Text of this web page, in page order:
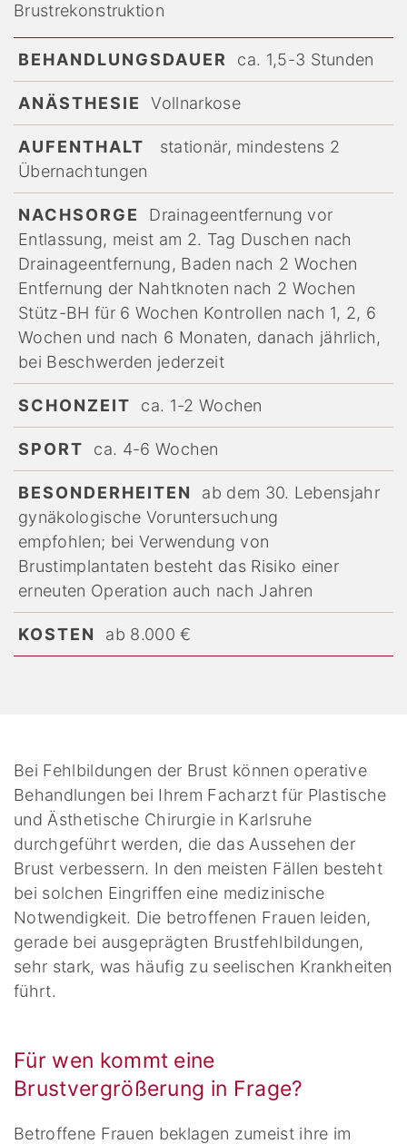
Brustrekonstruktion
BEHANDLUNGSDAUER ca. 1,5-3 Stunden
ANÄSTHESIE Vollnarkose
AUFENTHALT
stationär, mindestens 2
Übernachtungen
NACHSORGE
Drainageentfernung vor
Entlassung, meist am 2. Tag Duschen nach
Drainageentfernung, Baden nach 2 Wochen
Entfernung der Nahtknoten nach 2 Wochen
Stütz-BH für 6 Wochen Kontrollen nach 1, 2, 6
Wochen und nach 6 Monaten, danach jährlich,
bei Beschwerden jederzeit
SCHONZEIT ca. 1-2 Wochen
SPORT ca. 4-6 Wochen
BESONDERHEITEN
ab dem 30. Lebensjahr
gynäkologische Voruntersuchung
empfohlen; bei Verwendung von
Brustimplantaten besteht das Risiko einer
erneuten Operation auch nach Jahren
KOSTEN ab 8.000 €
Bei Fehlbildungen der Brust können operative
Behandlungen bei Ihrem Facharzt für Plastische
und Ästhetische Chirurgie in Karlsruhe
durchgeführt werden, die das Aussehen der
Brust verbessern. In den meisten Fällen besteht
bei solchen Eingriffen eine medizinische
Notwendigkeit. Die betroffenen Frauen leiden,
gerade bei ausgeprägten Brustfehlbildungen,
sehr stark, was häufig zu seelischen Krankheiten
führt.
Für wen kommt eine
Brustvergrößerung in Frage?
Betroffene Frauen beklagen zumeist ihre im